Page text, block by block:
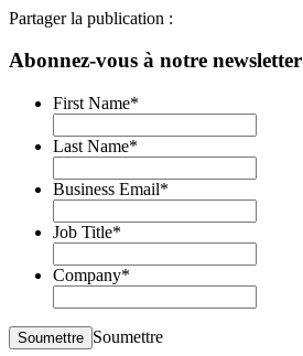
Partager la publication :
Abonnez-vous à notre newsletter
First Name*
Last Name*
Business Email*
Job Title*
Company*
Soumettre Soumettre